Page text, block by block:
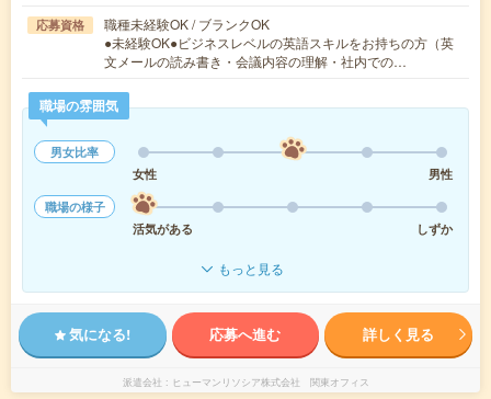
応募資格
職種未経験OK / ブランクOK
●未経験OK●ビジネスレベルの英語スキルをお持ちの方（英
文メールの読み書き・会議内容の理解・社内での…
職場の雰囲気
男女比率
女性
男性
職場の様子
活気がある
しずか
もっと見る
気になる! 応募へ進む 詳しく見る
派遣会社 ヒューマンリソシア株式会社 関東オフィス